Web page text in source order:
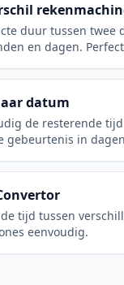
duur tussen twee
en dagen.
datum
de resterende
gebeurtenis in
tijd tussen
eenvoudig.